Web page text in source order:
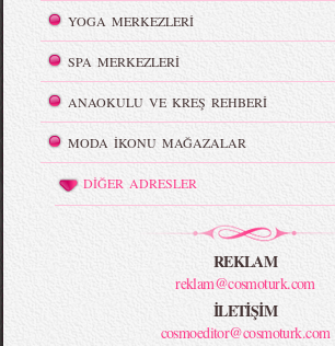
YOGA MERKEZLERİ
SPA MERKEZLERİ
ANAOKULU VE KREŞ REHBERİ
MODA İKONU MAĞAZALAR
DİĞER ADRESLER
REKLAM
reklam@cosmoturk.com
İLETİŞİM
cosmoeditor@cosmoturk.com